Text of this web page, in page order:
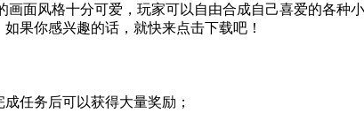
面风格十分可爱，玩家可以自由合成自己喜爱的各
果你感兴趣的话，就快来点击下载吧！
任务后可以获得大量奖励；